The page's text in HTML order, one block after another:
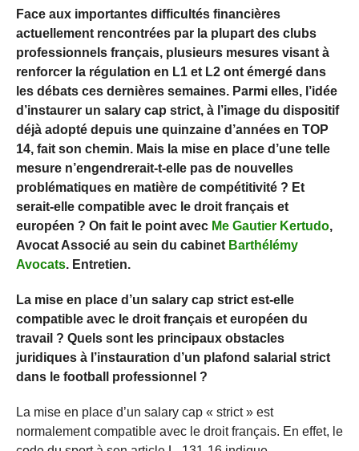
Face aux importantes difficultés financières
actuellement rencontrées par la plupart des clubs
professionnels français, plusieurs mesures visant à
renforcer la régulation en L1 et L2 ont émergé dans
les débats ces dernières semaines. Parmi elles, l’idée
d’instaurer un salary cap strict, à l’image du dispositif
déjà adopté depuis une quinzaine d’années en TOP
14, fait son chemin. Mais la mise en place d’une telle
mesure n’engendrerait-t-elle pas de nouvelles
problématiques en matière de compétitivité ? Et
serait-elle compatible avec le droit français et
européen ? On fait le point avec Me Gautier Kertudo,
Avocat Associé au sein du cabinet Barthélémy
Avocats. Entretien.
La mise en place d’un salary cap strict est-elle
compatible avec le droit français et européen du
travail ? Quels sont les principaux obstacles
juridiques à l’instauration d’un plafond salarial strict
dans le football professionnel ?
La mise en place d’un salary cap « strict » est
normalement compatible avec le droit français. En effet, le